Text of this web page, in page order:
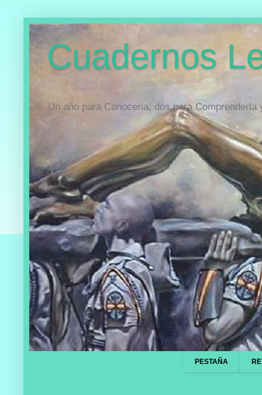
Cuadernos
Un año para Conocerla, dos para Comprenderla
PESTAÑA